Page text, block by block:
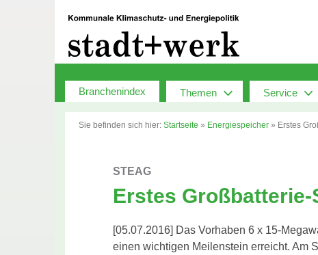
Branchenindex Themen Service
Sie befinden sich hier: Startseite » Energiespeicher » Erstes
STEAG
Erstes
[05.07.2016] Das Vorhaben 6 x 15-
einen wichtigen Meilenstein erreicht. Am